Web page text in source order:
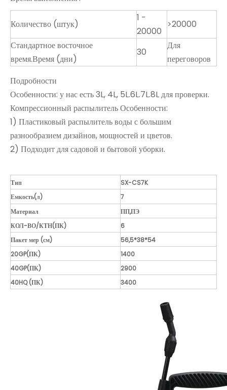
Количество (штук)
1 -
20000
>20000
Стандартное восточное
время.Время (дни)
30
Для
переговоров
Подробности
Особенности: у нас есть 3L, 4L, 5L.6L.7L.8L для проверки.
Компрессионный распылитель Особенности:
1) Пластиковый распылитель воды с большим
разнообразием дизайнов, мощностей и цветов.
2) Подходит для садовой и бытовой уборки.
Тип
SX-CS7K
Емкость(л)
7
Материал
ПП,ПЭ
КОЛ-ВО/КТН(ПК)
6
Пакет мер (см)
56,5*38*54
20GP(ПК)
1400
40GP(ПК)
2900
40HQ (ПК)
3400